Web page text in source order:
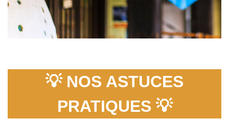
💡 NOS ASTUCES
PRATIQUES 💡